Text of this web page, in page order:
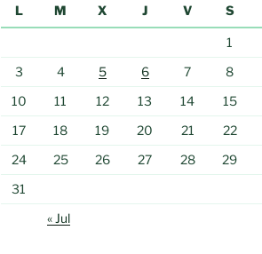
L
M X J V S
1
3
4 5 6 7 8
10
11 12 13 14 15
17
18 19 20 21 22
24
25 26 27 28 29
31
« Jul